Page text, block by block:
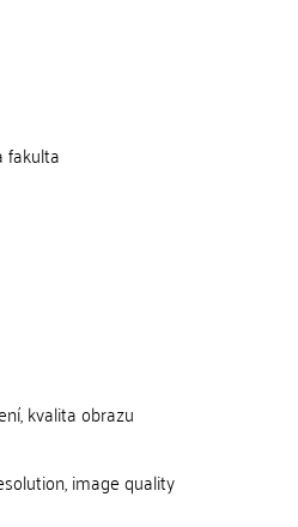
fakulta
kvalita obrazu
image quality